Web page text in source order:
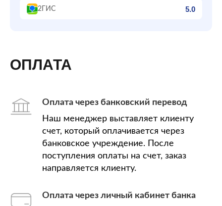
2ГИС 5.0
ОПЛАТА
Оплата через банковский перевод
Наш менеджер выставляет клиенту
счет, который оплачивается через
банковское учреждение. После
поступления оплаты на счет, заказ
направляется клиенту.
Оплата через личный кабинет банка